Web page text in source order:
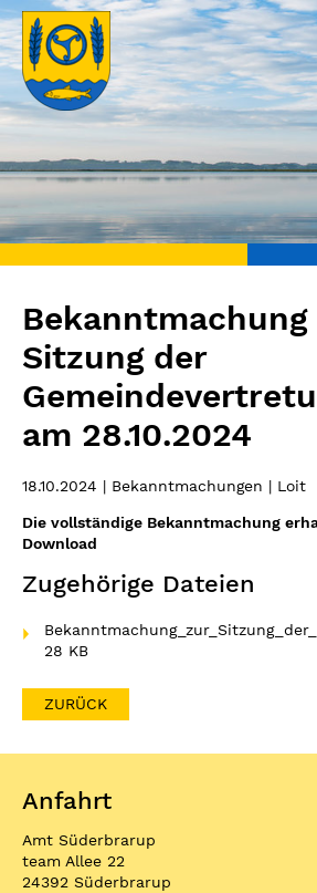
Bekanntmachung
Sitzung der
am 28.10.2024
18.10.2024 | Bekanntmachungen | Loit
Die vollständige Bekanntmachung
Download
Zugehörige Dateien
28 KB
ZURÜCK
Anfahrt
Amt Süderbrarup
team Allee 22
24392 Süderbrarup